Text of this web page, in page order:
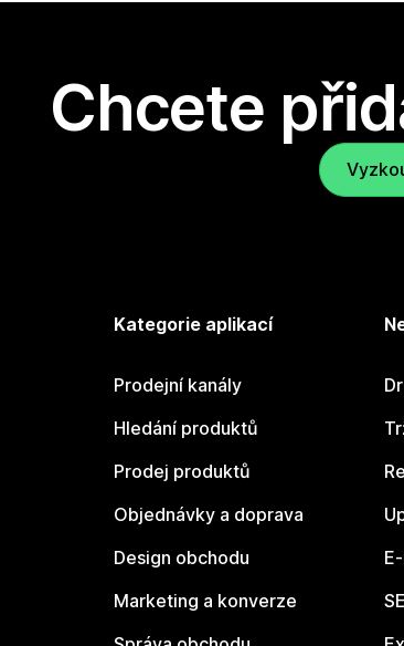
Chcete
Kategorie aplikací
Prodejní kanály
Hledání produktů
Prodej produktů
Objednávky a doprava
Design obchodu
Marketing a konverze